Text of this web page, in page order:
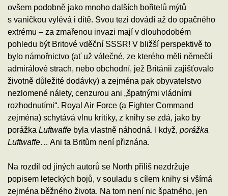
ovšem podobně jako mnoho dalších bořitelů mýtů
s vaničkou vylévá i dítě. Svou tezi dovádí až do opačného
extrému – za zmařenou invazi mají v dlouhodobém
pohledu být Britové vděční SSSR! V bližší perspektivě to
bylo námořnictvo (ať už válečné, ze kterého měli němečtí
admirálové strach, nebo obchodní, jež Británii zajišťovalo
životně důležité dodávky) a zejména pak obyvatelstvo
nezlomené nálety, cenzurou ani „špatnými vládními
rozhodnutími“. Royal Air Force (a Fighter Command
zejména) schytává vlnu kritiky, z knihy se zdá, jako by
porážka Luftwaffe byla vlastně náhodná. I když, porážka
Luftwaffe… Ani ta Britům není přiznána.
Na rozdíl od jiných autorů se North příliš nezdržuje
popisem leteckých bojů, v souladu s cílem knihy si všímá
zejména běžného života. Na tom není nic špatného, jen